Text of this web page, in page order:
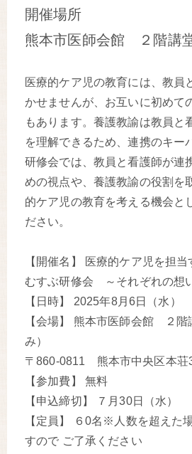
開催場所
熊本市医師会館 ２階講
医療的ケア児の教育には、教員
かせませんが、お互いに初めて
もあります。養護教諭は教員と
を理解できるため、連携のキー
研修会では、教員と看護師が連
めの視点や、養護教諭の役割を
的ケア児の教育を考える機会と
ださい。
【開催名】 医療的ケア児を担
むすぶ研修会 ～それぞれの想
【日時】 2025年8月6日（水
【会場】 熊本市医師会館 ２階
み）
〒860-0811 熊本市中央区本荘
【参加費】 無料
【申込締切】 ７月30日（水）
【定員】 ６0名※人数を超えた
すので ご了承ください